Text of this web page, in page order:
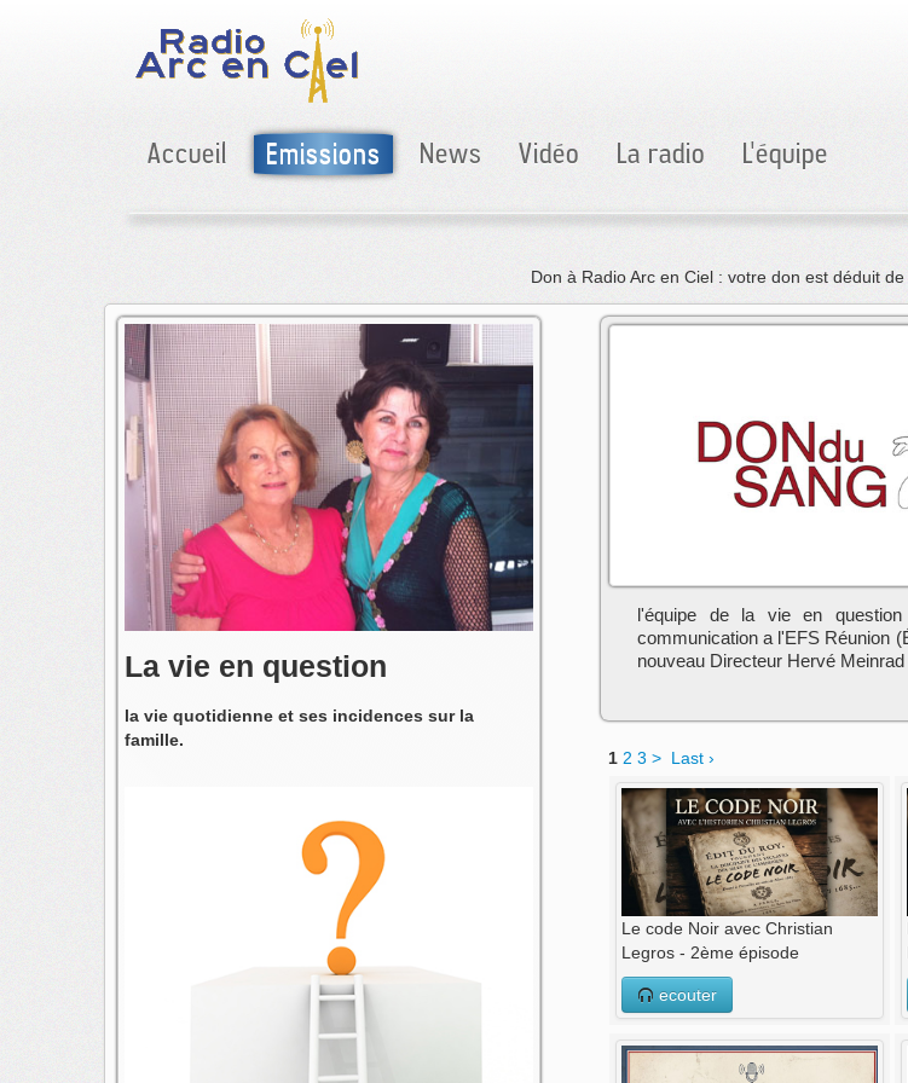
Accueil Emissions News Vidéo La radio L'équipe
Don à Radio Arc en Ciel : votre don est déduit de vos impôts (66% de l'IR)
La vie en question
la vie quotidienne et ses incidences sur la
famille.
l'équipe de la vie en
communication a l'EFS Réunion
nouveau Directeur Hervé Meinrad
1 2 3 > Last ›
Le code Noir avec Christian
Legros - 2ème épisode
ecouter